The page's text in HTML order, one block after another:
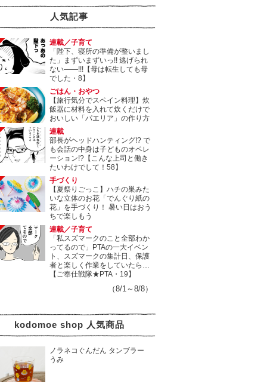
人気記事
連載／子育て
「陛下、寝所の準備が整いまし
た」まずいまずいっ!! 逃げられ
ない――!!!【母は転生しても母
でした・8】
ごはん・おやつ
【旅行気分でスペイン料理】炊
飯器に材料を入れて炊くだけで
おいしい「パエリア」の作り方
連載
部長がヘッドハンティング!? で
も会話の中身は子どものオペレ
ーション!?【こんな上司と働き
たいわけでして！58】
手づくり
【夏祭りごっこ】ハチの巣みた
いな立体のお花「でんぐり紙の
花」を手づくり！ 暑い日はおう
ちで楽しもう
連載／子育て
「私スズマークのこと全部わか
ってるので」PTAの一大イベン
ト、スズマークの集計日、保護
者と楽しく作業をしていたら…
【ご奉仕戦隊★PTA・19】
（8/1～8/8）
kodomoe shop 人気商品
ノラネコぐんだん タンブラー
うみ